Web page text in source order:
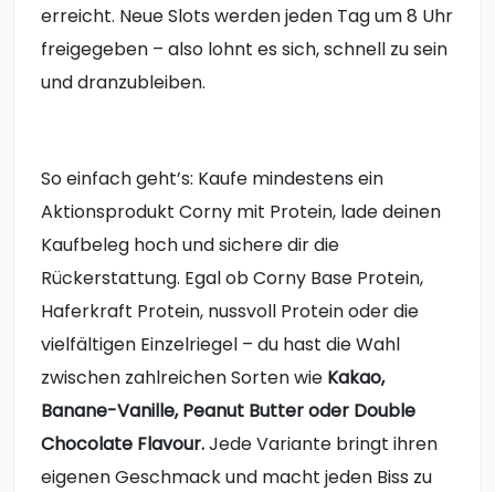
erreicht. Neue Slots werden jeden Tag um 8 Uhr
freigegeben – also lohnt es sich, schnell zu sein
und dranzubleiben.
So einfach geht’s: Kaufe mindestens ein
Aktionsprodukt Corny mit Protein, lade deinen
Kaufbeleg hoch und sichere dir die
Rückerstattung. Egal ob Corny Base Protein,
Haferkraft Protein, nussvoll Protein oder die
vielfältigen Einzelriegel – du hast die Wahl
zwischen zahlreichen Sorten wie Kakao,
Banane-Vanille, Peanut Butter oder Double
Chocolate Flavour.Jede Variante bringt ihren
eigenen Geschmack und macht jeden Biss zu